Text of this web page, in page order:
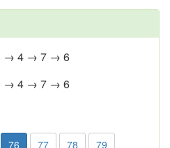
→ 4 → 7 → 6
→ 4 → 7 → 6
76 77 78 79